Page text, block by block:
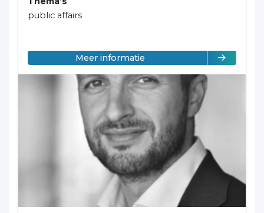
public affairs
Meer informatieover Lauris van Eekeren